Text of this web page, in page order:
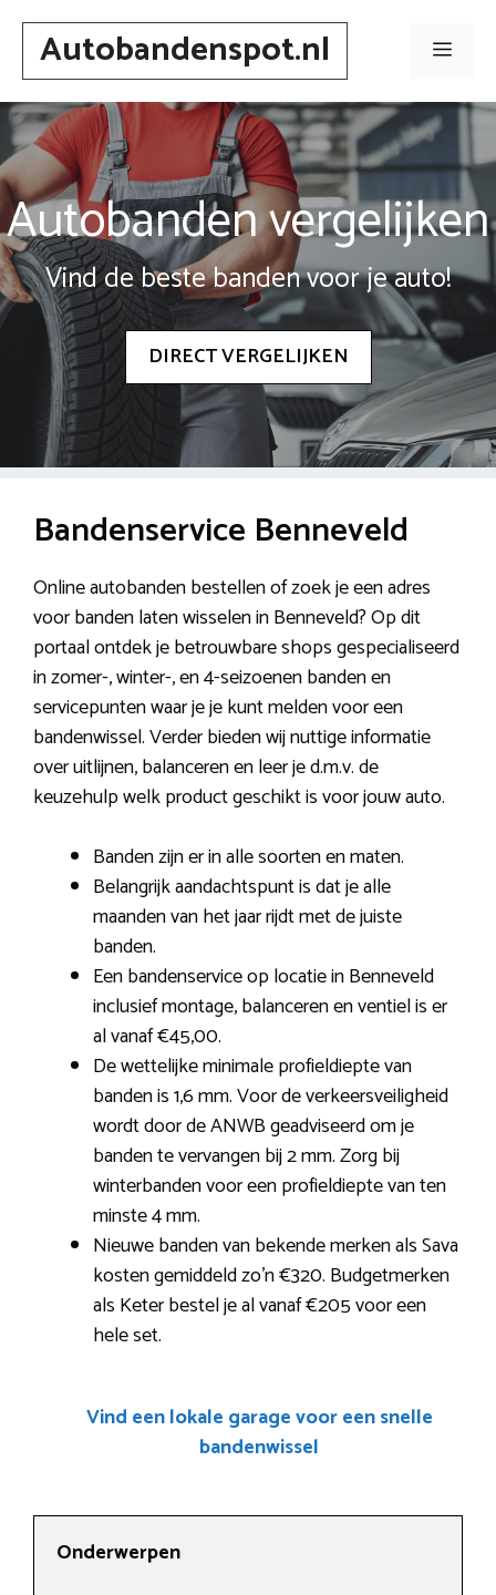
Spring
inhoudAutobandenspot.nl Menu
Autobanden vergelijken
Vind de beste banden voor je auto!
DIRECT VERGELIJKEN
Bandenservice Benneveld
Online autobanden bestellen of zoek je een adres
voor banden laten wisselen in Benneveld? Op dit
portaal ontdek je betrouwbare shops gespecialiseerd
in zomer-, winter-, en 4-seizoenen banden en
servicepunten waar je je kunt melden voor een
bandenwissel. Verder bieden wij nuttige informatie
over uitlijnen, balanceren en leer je d.m.v. de
keuzehulp welk product geschikt is voor jouw auto.
Banden zijn er in alle soorten en maten.
Belangrijk aandachtspunt is dat je alle
maanden van het jaar rijdt met de juiste
banden.
Een bandenservice op locatie in Benneveld
inclusief montage, balanceren en ventiel is er
al vanaf €45,00.
De wettelijke minimale profieldiepte van
banden is 1,6 mm. Voor de verkeersveiligheid
wordt door de ANWB geadviseerd om je
banden te vervangen bij 2 mm. Zorg bij
winterbanden voor een profieldiepte van ten
minste 4 mm.
Nieuwe banden van bekende merken als Sava
kosten gemiddeld zo’n €320. Budgetmerken
als Keter bestel je al vanaf €205 voor een
hele set.
Vind een lokale garage voor een snelle
bandenwissel
Onderwerpen